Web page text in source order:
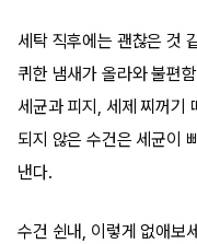
세탁 직후에는 괜찮은 것
퀴한 냄새가 올라와 불편
세균과 피지, 세제 찌꺼기
되지 않은 수건은 세균이
낸다.
수건 쉰내, 이렇게 없애보